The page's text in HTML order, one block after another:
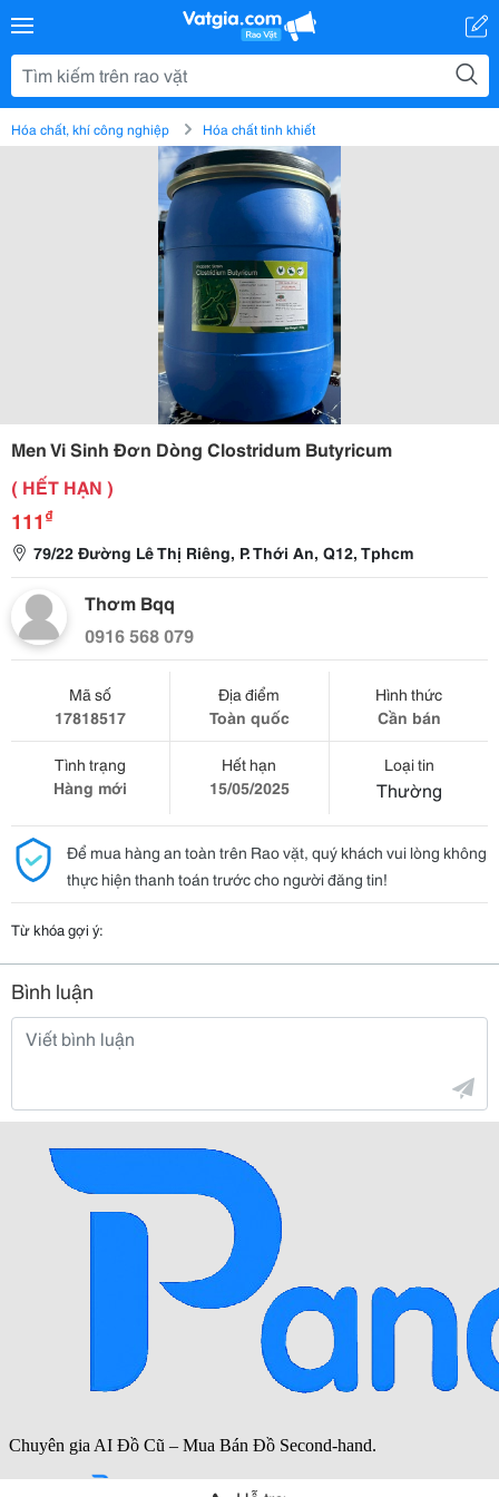
Hóa chất, khí công nghiệp Hóa chất tinh khiết
Men Vi Sinh Đơn Dòng Clostridum Butyricum
( HẾT HẠN )
111 ₫
79/22 Đường Lê Thị Riêng, P. Thới An, Q12, Tphcm
Thơm Bqq
0916 568 079
Mã số
17818517
Địa điểm
Toàn quốc
Hình thức
Cần bán
Tình trạng
Hàng mới
Hết hạn
15/05/2025
Loại tin
Thường
Để mua hàng an toàn trên Rao vặt, quý khách vui lòng không
thực hiện thanh toán trước cho người đăng tin!
Từ khóa gợi ý:
Bình luận